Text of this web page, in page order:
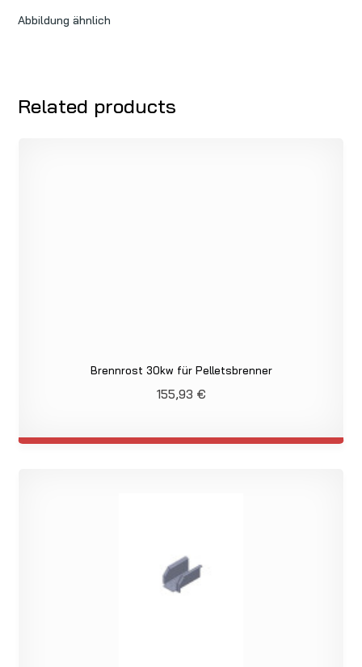
Abbildung ähnlich
Related products
Brennrost 30kw für Pelletsbrenner
155,93 €